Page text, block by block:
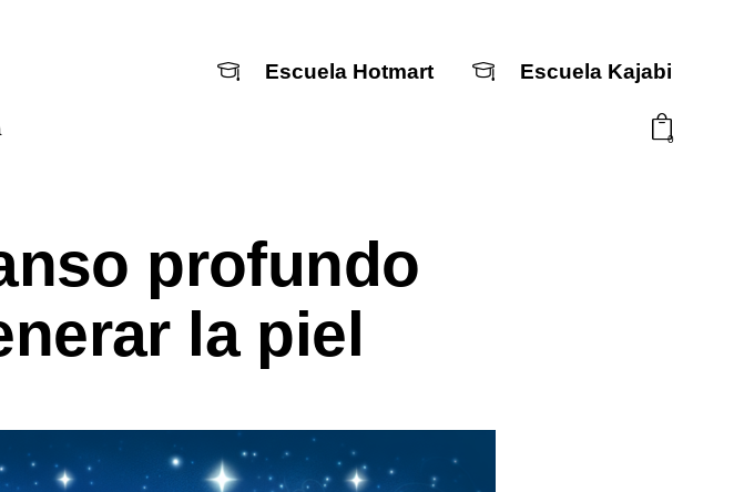
Escuela Hotmart Escuela Kajabi
0
Escuela Hotmart
profundo
la piel